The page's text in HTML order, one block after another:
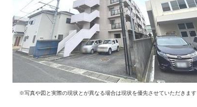
※写真や図と実際の現状とが異なる場合は現状を優先させていただきます